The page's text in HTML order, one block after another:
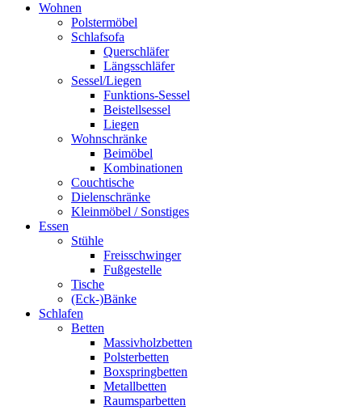
Wohnen
Polstermöbel
Schlafsofa
Querschläfer
Längsschläfer
Sessel/Liegen
Funktions-Sessel
Beistellsessel
Liegen
Wohnschränke
Beimöbel
Kombinationen
Couchtische
Dielenschränke
Kleinmöbel / Sonstiges
Essen
Stühle
Freisschwinger
Fußgestelle
Tische
(Eck-)Bänke
Schlafen
Betten
Massivholzbetten
Polsterbetten
Boxspringbetten
Metallbetten
Raumsparbetten